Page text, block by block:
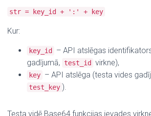
str = key_id + ':' + key
Kur:
key_id
– API atslēgas
gadījumā,
test_id virkne),
key – API atslēga (testa vides
test_key ).
Testa vidē Base64 funkcijas ievades